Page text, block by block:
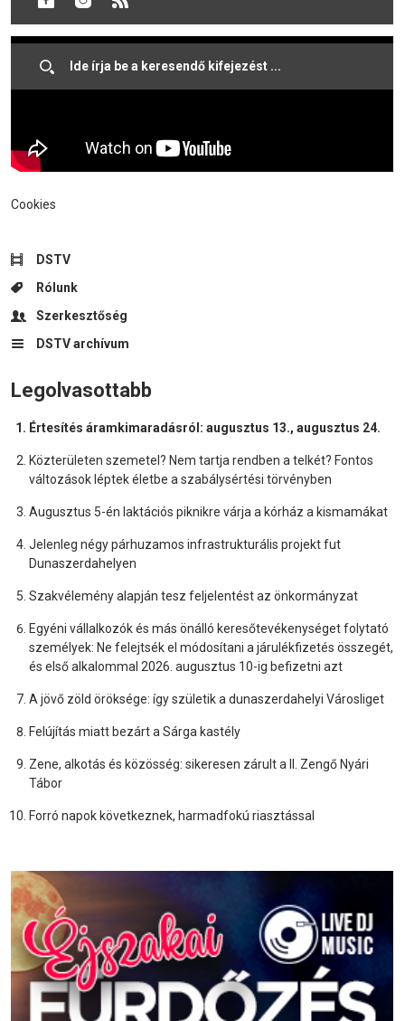
híreink következnek.
Cookies
DSTV
Rólunk
Szerkesztőség
DSTV archívum
Legolvasottabb
Értesítés áramkimaradásról: augusztus 13., augusztus 24.
Közterületen szemetel? Nem tartja rendben a telkét? Fontos
változások léptek életbe a szabálysértési törvényben
Augusztus 5-én laktációs piknikre várja a kórház a kismamákat
Jelenleg négy párhuzamos infrastrukturális projekt fut
Dunaszerdahelyen
Szakvélemény alapján tesz feljelentést az önkormányzat
Egyéni vállalkozók és más önálló keresőtevékenységet folytató
személyek: Ne felejtsék el módosítani a járulékfizetés összegét,
és első alkalommal 2026. augusztus 10-ig befizetni azt
A jövő zöld öröksége: így születik a dunaszerdahelyi Városliget
Felújítás miatt bezárt a Sárga kastély
Zene, alkotás és közösség: sikeresen zárult a II. Zengő Nyári
Tábor
Forró napok következnek, harmadfokú riasztással